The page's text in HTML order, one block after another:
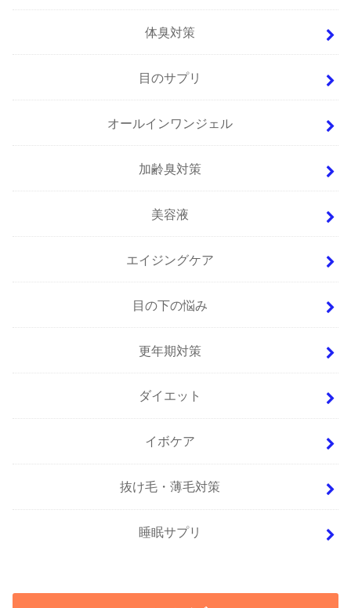
体臭対策
目のサプリ
オールインワンジェル
加齢臭対策
美容液
エイジングケア
目の下の悩み
更年期対策
ダイエット
イボケア
抜け毛・薄毛対策
睡眠サプリ